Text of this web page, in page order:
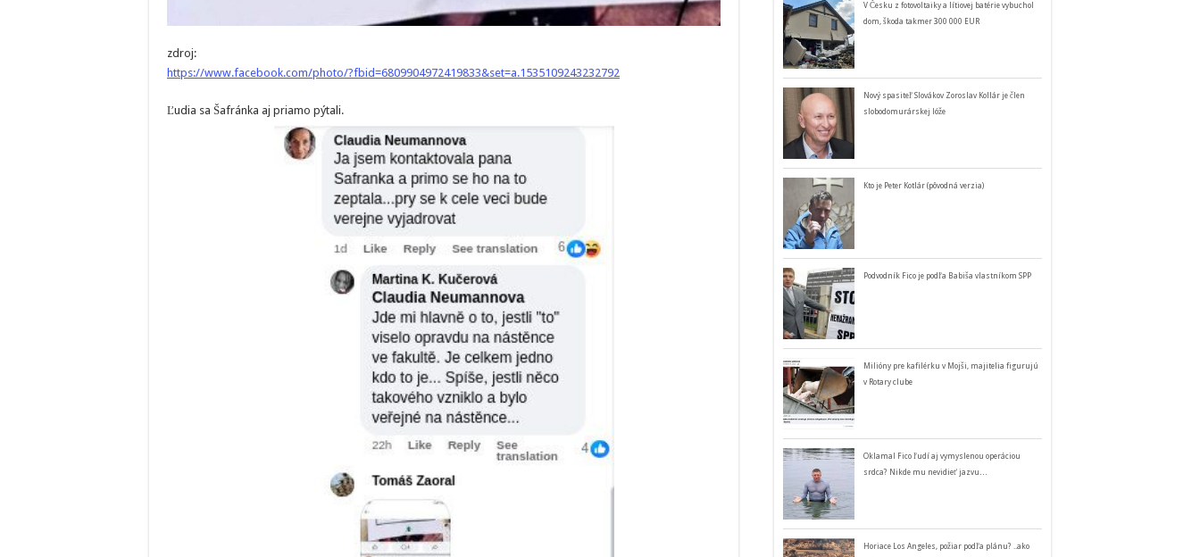
zdroj:
https://www.facebook.com/photo/?fbid=6809904972419833&set=a.1535109243232792
Ľudia sa Šafránka aj priamo pýtali.
V Česku z fotovoltaiky a lítiovej batérie vybuchol
dom, škoda takmer 300 000 EUR
Nový spasiteľ Slovákov Zoroslav Kollár je člen
slobodomurárskej lóže
Kto je Peter Kotlár (pôvodná verzia)
Podvodník Fico je podľa Babiša vlastníkom SPP
Milióny pre kafilérku v Mojši, majitelia figurujú
v Rotary clube
Oklamal Fico ľudí aj vymyslenou operáciou
srdca? Nikde mu nevidieť jazvu…
Horiace Los Angeles, požiar podľa plánu? ..ako